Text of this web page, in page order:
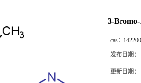
3-
cas：
发布日期：
更新日期：